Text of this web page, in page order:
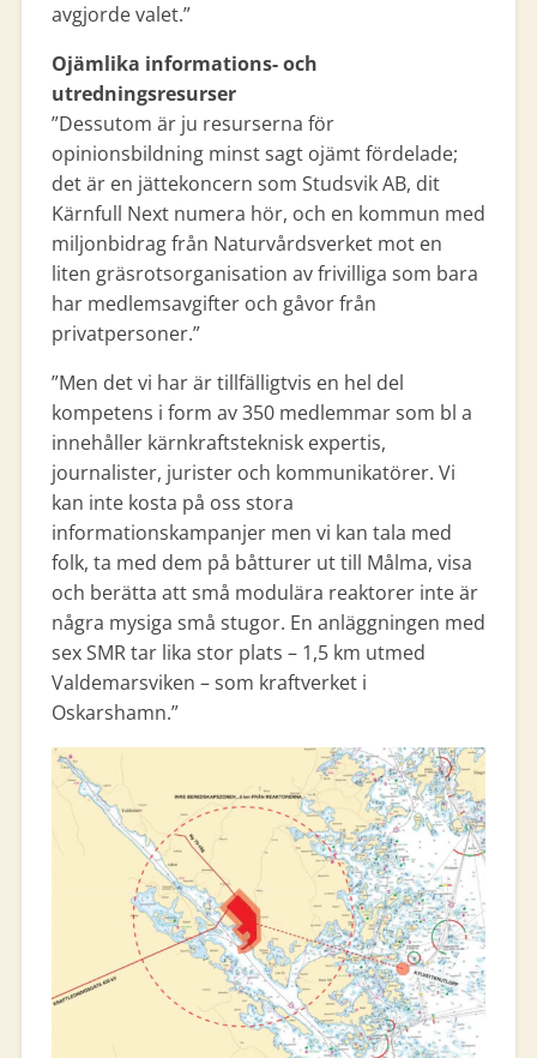
avgjorde valet.”
Ojämlika informations- och
utredningsresurser
”Dessutom är ju resurserna för
opinionsbildning minst sagt ojämt fördelade;
det är en jättekoncern som Studsvik AB, dit
Kärnfull Next numera hör, och en kommun med
miljonbidrag från Naturvårdsverket mot en
liten gräsrotsorganisation av frivilliga som bara
har medlemsavgifter och gåvor från
privatpersoner.”
”Men det vi har är tillfälligtvis en hel del
kompetens i form av 350 medlemmar som bl a
innehåller kärnkraftsteknisk expertis,
journalister, jurister och kommunikatörer. Vi
kan inte kosta på oss stora
informationskampanjer men vi kan tala med
folk, ta med dem på båtturer ut till Målma, visa
och berätta att små modulära reaktorer inte är
några mysiga små stugor. En anläggningen med
sex SMR tar lika stor plats – 1,5 km utmed
Valdemarsviken – som kraftverket i
Oskarshamn.”